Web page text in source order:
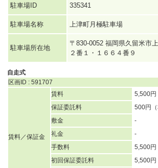
駐車場ID 335341
駐車場名称 上津町月極駐車場
駐車場所在地
〒830-0052 福岡県久留米市
２番１・１６６４番９
自走式
区画ID : 591707
賃料／保証金
賃料
5,500円
保証委託料
500円（
敷金
-
礼金
-
手数料
5,500円
初回保証委託料
5,500円